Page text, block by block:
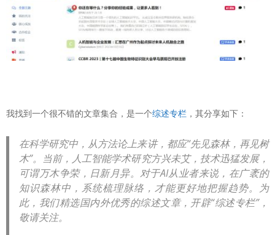
我找到一个很不错的文章集合，是一个综述专栏 ，其分享如下：
在科学研究中，从方法论上来讲，都应“先见森林，再见树
木”。当前，人工智能学术研究方兴未艾，技术迅猛发展，
可谓万木争荣，日新月异。对于AI从业者来说，在广袤的
知识森林中，系统梳理脉络，才能更好地把握趋势。为
此，我们精选国内外优秀的综述文章，开辟“综述专栏”，
敬请关注。